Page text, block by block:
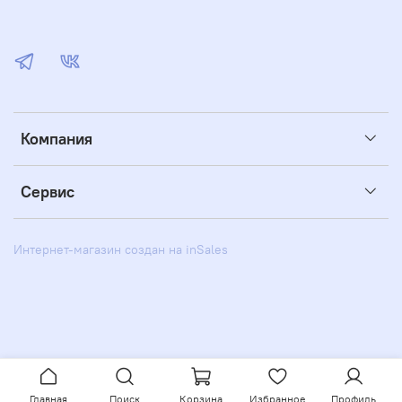
Компания
Сервис
Интернет-магазин создан на inSales
Главная Поиск Корзина Избранное Профиль